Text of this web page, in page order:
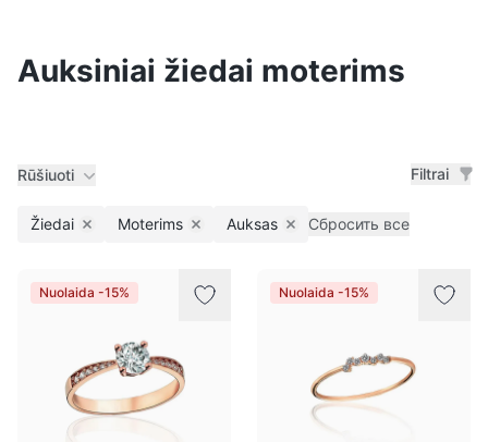
Auksiniai žiedai moterims
Rūšiuoti Filtrai
Žiedai Remove filter
Moterims Remove filter
Auksas Remove filter
Сбросить все
Prekės
Nuolaida -15% Nuolaida -15%